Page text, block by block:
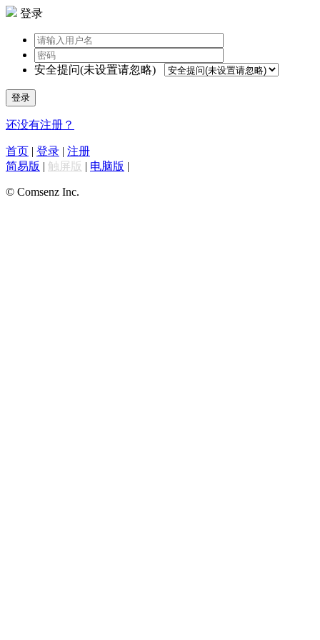
登录
安全提问(未设置请忽略)
登录
还没有注册？
首页 | 登录 | 注册
简易版 | 触屏版 | 电脑版 |
© Comsenz Inc.